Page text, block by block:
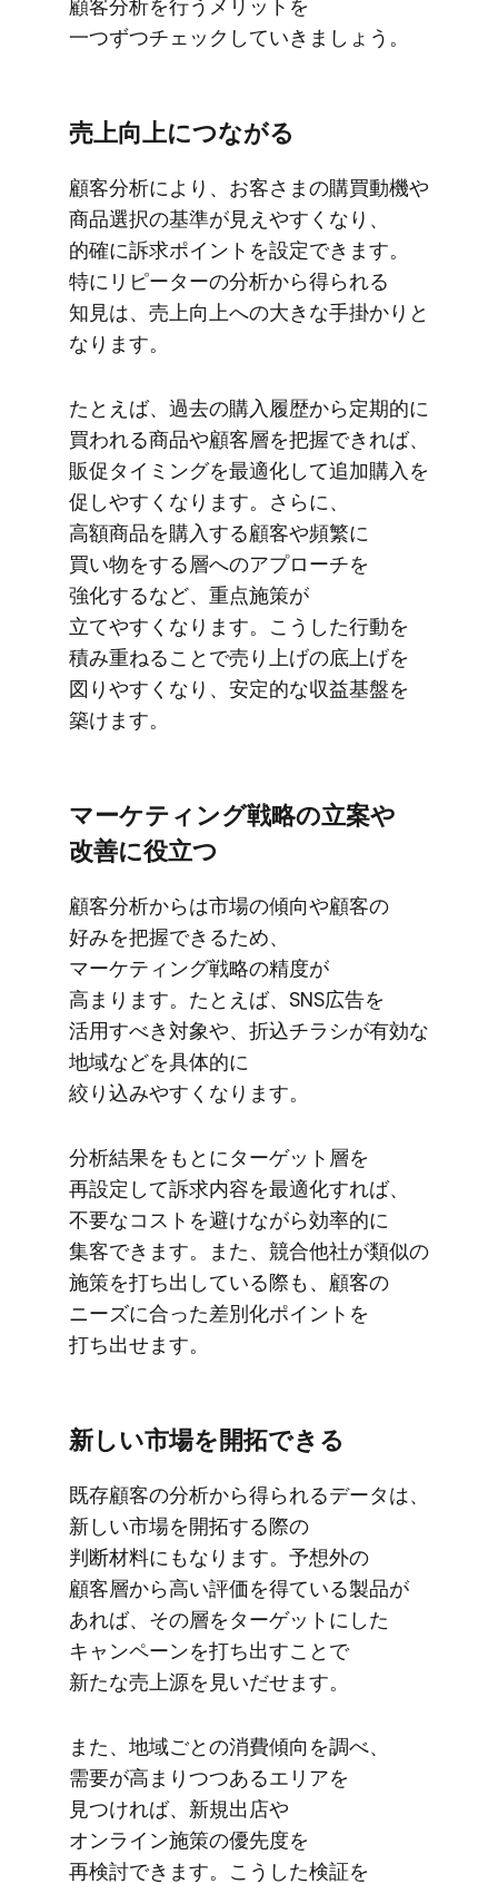
顧客分析を​行う​メリットを​
一つずつチェックしていきましょう。
売上向上に​つながる
顧客分析に​より、​お客さまの​購買動機や​
商品選択の​基準が​見えやすくなり、​
的確に​訴求ポイントを​設定できます。​
特に​リピーターの​分析から​得られる​
知見は、​売上向上への​大きな​手掛かりと​
なります。
た​とえば、​過去の​購入履歴から​定期的に​
買われる​商品や​顧客層を​把握できれば、​
販促タイミングを​最適化して​追加購入を​
促しやすくなります。​さらに、​
高額商品を​購入する​顧客や​頻繁に​
買い物を​する​層への​アプローチを​
強化するなど、​重点施策が​
立てやすくなります。​こうした​行動を​
積み重ねる​ことで​売り上げの​底上げを​
図りやすくなり、​安定的な​収益基盤を​
築けます。
マーケティング戦略の​立案や​
改善に​役立つ
顧客分析からは​市場の​傾向や​顧客の​
好みを​把握できる​ため、​
マーケティング戦略の​精度が​
高まります。​たとえば、​SNS​広告を​
活用すべき​対象や、​折込チラシが​有効な​
地域などを​具体的に​
絞り込みやすくなります。
分析結果を​もとに​ターゲット層を​
再設定して​訴求内容を​最適化すれば、​
不要な​コストを​避けながら​効率的に​
集客できます。​また、​競合他社が​類似の​
施策を​打ち出している​際も、​顧客の​
ニーズに​合った​差別化ポイントを​
打ち出せます。
新しい​市場を​開拓できる
既存顧客の​分析から​得られる​データは、​
新しい​市場を​開拓する​際の​
判断材料にもなります。​予想外の​
顧客層から​高い​評価を​得ている​製品が​
あれば、​その​層を​ターゲットに​した​
キャンペーンを​打ち出す​ことで​
新たな売上源を​見いだせます。
また、​地域ごとの​消費傾向を​調べ、​
需要が​高まりつつある​エリアを​
見つければ、​新規出店や​
オンライン施策の​優先度を​
再検討できます。​こうした​検証を​